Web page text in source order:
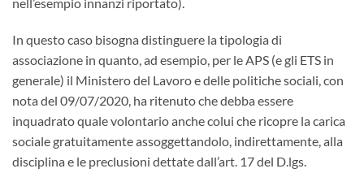
In questo caso bisogna distinguere la tipologia di
associazione in quanto, ad esempio, per le APS (e gli ETS in
generale) il Ministero del Lavoro e delle politiche sociali, con
nota del 09/07/2020, ha ritenuto che debba essere
inquadrato quale volontario anche colui che ricopre la carica
sociale gratuitamente assoggettandolo, indirettamente, alla
disciplina e le preclusioni dettate dall’art. 17 del D.lgs.